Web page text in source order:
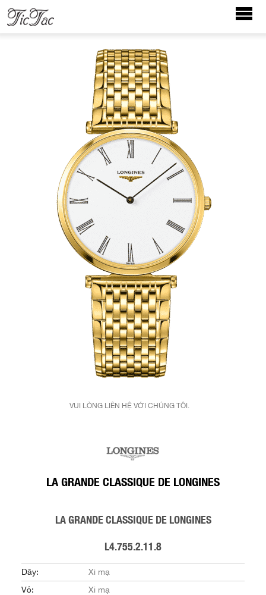
VUI LÒNG LIÊN HỆ VỚI CHÚNG TÔI.
LA GRANDE CLASSIQUE DE LONGINES
LA GRANDE CLASSIQUE DE LONGINES
L4.755.2.11.8
Dây:
Xi mạ
Vỏ:
Xi mạ